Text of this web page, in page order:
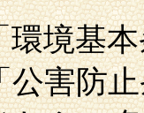
環境基
害防